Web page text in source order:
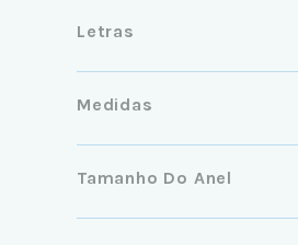
Letras
Medidas
Tamanho Do Anel